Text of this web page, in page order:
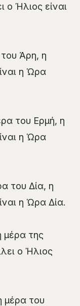
Ήλιος είναι
του Άρη, η
η Ώρα
του Ερμή, η
η Ώρα
του Δία, η
η Ώρα Δία.
μέρα της
ο Ήλιος
μέρα του